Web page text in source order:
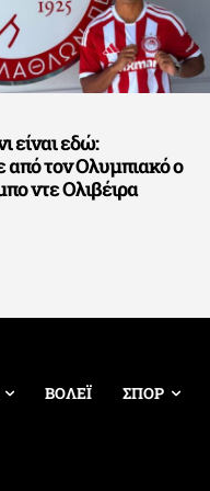
είναι εδώ:
τον Ολυμπιακό ο
ντε Ολιβέιρα
ΒΟΛΕΪ ΣΠΟΡ